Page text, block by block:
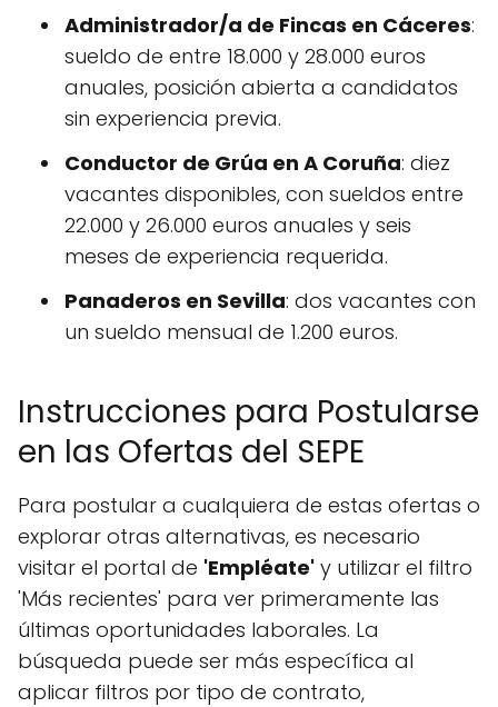
Administrador/a de Fincas en Cáceres:
sueldo de entre 18.000 y 28.000 euros
anuales, posición abierta a candidatos
sin experiencia previa.
Conductor de Grúa en A Coruña: diez
vacantes disponibles, con sueldos entre
22.000 y 26.000 euros anuales y seis
meses de experiencia requerida.
Panaderos en Sevilla: dos vacantes con
un sueldo mensual de 1.200 euros.
Instrucciones para Postularse
en las Ofertas del SEPE
Para postular a cualquiera de estas ofertas o
explorar otras alternativas, es necesario
visitar el portal de 'Empléate' y utilizar el filtro
'Más recientes' para ver primeramente las
últimas oportunidades laborales. La
búsqueda puede ser más específica al
aplicar filtros por tipo de contrato,